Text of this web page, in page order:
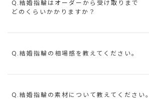
Q.結婚指輪はオーダーから受け取りまで
どのくらいかかりますか？
Q.結婚指輪の相場感を教えてください。
Q.結婚指輪の素材について教えてください。